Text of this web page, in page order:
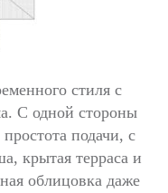
стиля с
С одной стороны
подачи, с
крытая терраса и
облицовка даже